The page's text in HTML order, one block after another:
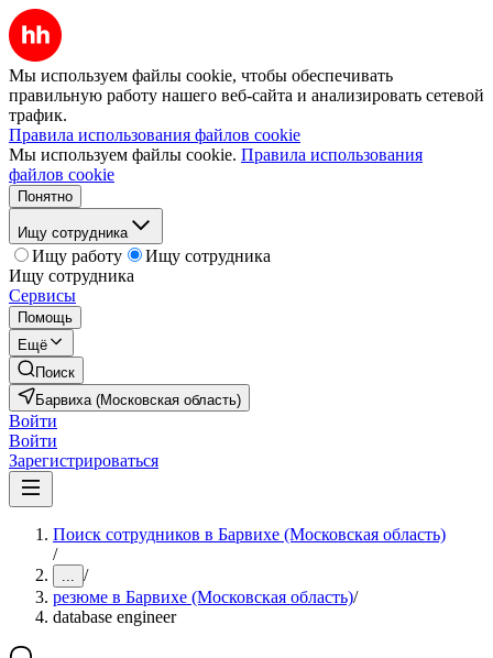
Мы используем файлы cookie, чтобы обеспечивать
правильную работу нашего веб-сайта и анализировать сетевой
трафик.
Правила использования файлов cookie
Мы используем файлы cookie. Правила использования
файлов cookie
Понятно
Ищу сотрудника
Ищу работу
Ищу сотрудника
Ищу сотрудника
Сервисы
Помощь
Ещё
Поиск
Барвиха (Московская область)
Войти
Войти
Зарегистрироваться
Поиск сотрудников в Барвихе (Московская область)
/
... /
резюме в Барвихе (Московская область)/
database engineer